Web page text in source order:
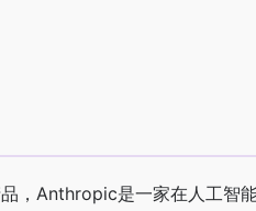
，Anthropic是一家在人工智